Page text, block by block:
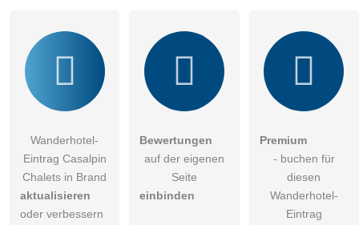
Wanderhotel-
Eintrag Casalpin
Chalets in Brand
aktualisieren
oder verbessern
Bewertungen
auf der eigenen
Seite
einbinden
Premium
- buchen für
diesen
Wanderhotel-
Eintrag